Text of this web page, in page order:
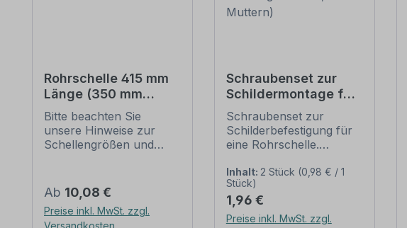
Rohrschelle 415 mm
Länge (350 mm
Lochung) zur
Schilderbefestigung
Bitte beachten Sie
unsere Hinweise zur
Schellengrößen und
(weiter unten).
Rohrschellen nach der
IVZ-Norm stellen die
Regulärer Preis:
Ab 10,08 €
Preise inkl. MwSt. zzgl.
Versandkosten
Schraubenset zur
Schildermontage für
1 Rohrschelle (je 2 M
6 Schrauben,
Unterlegscheiben,
Schraubenset zur
Schilderbefestigung für
eine Rohrschelle.
Schraubensets zur
Schilderbefestigung:
Ausführung: Stahl,
feuerverzinkt
Inhalt: 2 Stück (0,98 € / 1
Stück)
Regulärer Preis:
1,96 €
Preise inkl. MwSt. zzgl.